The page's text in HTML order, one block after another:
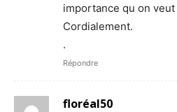
importance qu on
Cordialement.
.
Répondre
floréal50